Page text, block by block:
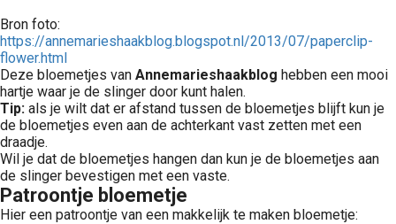
Bron foto:
https://annemarieshaakblog.blogspot.nl/2013/07/paperclip-
flower.html
Deze bloemetjes van Annemarieshaakblog hebben een mooi
hartje waar je de slinger door kunt halen.
Tip: als je wilt dat er afstand tussen de bloemetjes blijft kun je
de bloemetjes even aan de achterkant vast zetten met een
draadje.
Wil je dat de bloemetjes hangen dan kun je de bloemetjes aan
de slinger bevestigen met een vaste.
Patroontje bloemetje
Hier een patroontje van een makkelijk te maken bloemetje: